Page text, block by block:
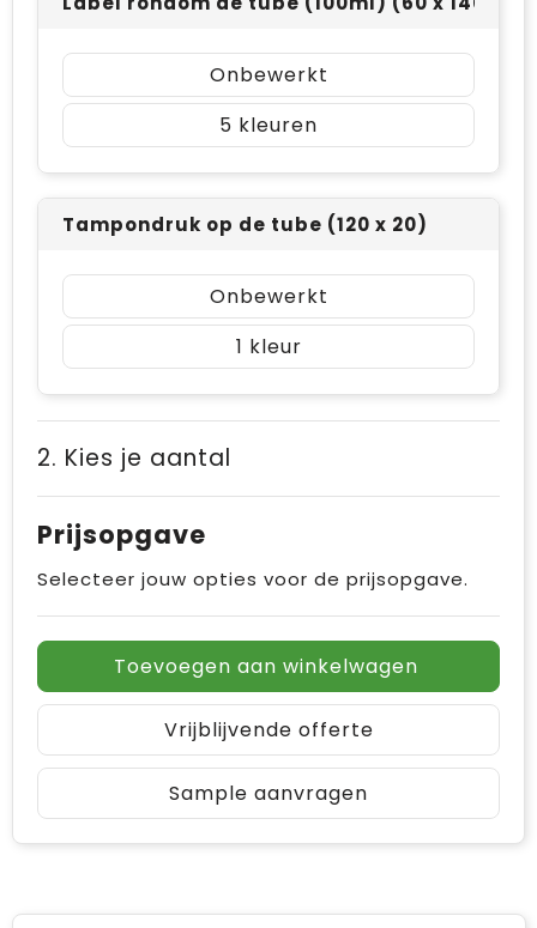
Onbewerkt
5
Tampondruk op de tube (120 x 20)
Onbewerkt
1
2. Kies je aantal
Prijsopgave
Selecteer jouw opties voor de prijsopgave.
Toevoegen aan winkelwagen
Vrijblijvende offerte
Sample aanvragen